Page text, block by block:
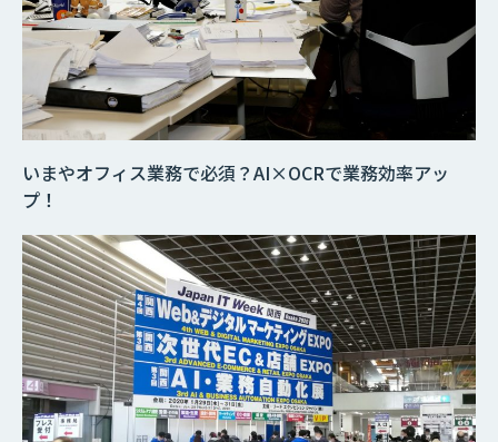
いまやオフィス業務で必須？AI×OCRで業務効率アッ
プ！